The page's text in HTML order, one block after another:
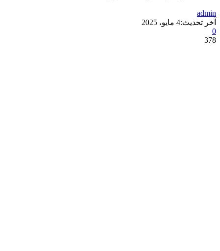
admin
آخر تحديث:4 مايو، 2025
0
378